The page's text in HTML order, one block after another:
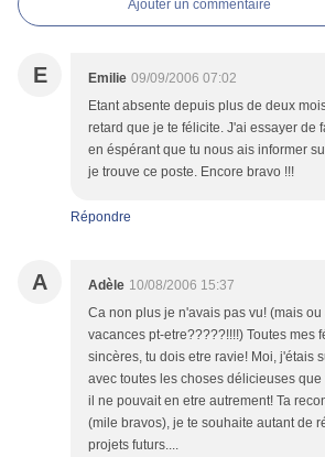
Ajouter un commentaire
E Emilie 09/09/2006 07:02
Etant absente depuis plus de deux
retard que je te félicite. J'ai essayer de
en éspérant que tu nous ais informer
je trouve ce poste. Encore bravo !!!
Répondre
A Adèle 10/08/2006 15:37
Ca non plus je n'avais pas vu! (mais
vacances pt-etre?????!!!!) Toutes mes
sincères, tu dois etre ravie! Moi, j'étais
avec toutes les choses délicieuses
il ne pouvait en etre autrement! Ta
(mile bravos), je te souhaite autant de
projets futurs....